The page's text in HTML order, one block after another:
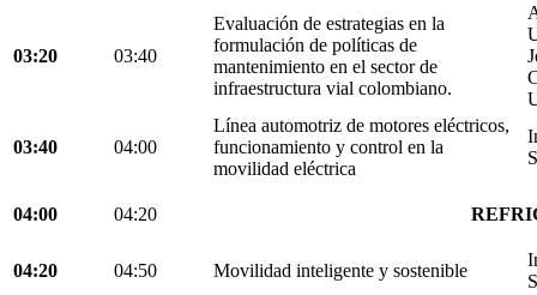
03:20 03:40
Evaluación de estrategias en la
formulación de políticas de
mantenimiento en el sector de
infraestructura vial colombiano.
03:40 04:00
Línea automotriz de motores eléctricos,
funcionamiento y control en la
movilidad eléctrica
04:00 04:20
04:20 04:50 Movilidad inteligente y sostenible